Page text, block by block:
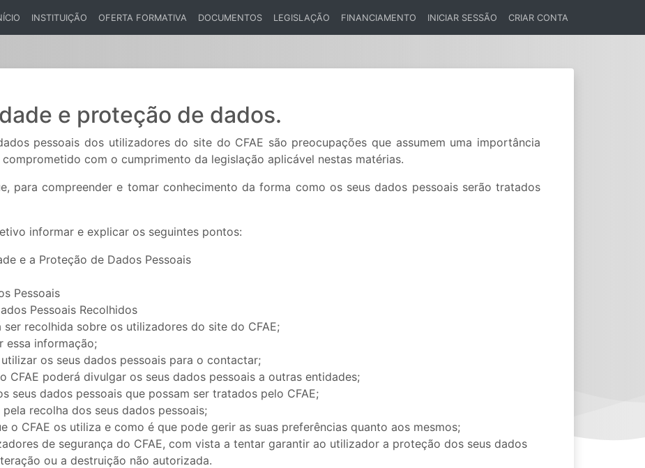
INSTITUIÇÃO OFERTA FORMATIVA DOCUMENTOS LEGISLAÇÃO FINANCIAMENTO INICIAR SESSÃO CRIAR CONTA
e proteção de dados.
pessoais dos utilizadores do site do CFAE são preocupações que assumem uma importância
com o cumprimento da legislação aplicável nestas matérias.
para compreender e tomar conhecimento da forma como os seus dados pessoais serão tratados
informar e explicar os seguintes pontos:
e a Proteção de Dados Pessoais
Pessoais
Pessoais Recolhidos
recolhida sobre os utilizadores do site do CFAE;
essa informação;
os seus dados pessoais para o contactar;
CFAE poderá divulgar os seus dados pessoais a outras entidades;
seus dados pessoais que possam ser tratados pelo CFAE;
recolha dos seus dados pessoais;
o CFAE os utiliza e como é que pode gerir as suas preferências quanto aos mesmos;
de segurança do CFAE, com vista a tentar garantir ao utilizador a proteção dos seus dados
ou a destruição não autorizada.